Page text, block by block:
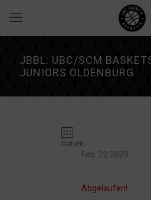
JBBL: UBC/SCM
JUNIORS OLDENBURG
Datum
Feb. 23 2020
Abgelaufen!